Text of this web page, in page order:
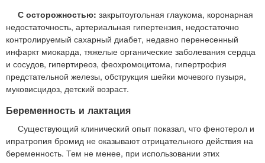
С осторожностью: закрытоугольная глаукома, коронарная
недостаточность, артериальная гипертензия, недостаточно
контролируемый сахарный диабет, недавно перенесенный
инфаркт миокарда, тяжелые органические заболевания сердца
и сосудов, гипертиреоз, феохромоцитома, гипертрофия
предстательной железы, обструкция шейки мочевого пузыря,
муковисцидоз, детский возраст.
Беременность и лактация
Существующий клинический опыт показал, что фенотерол и
ипратропия бромид не оказывают отрицательного действия на
беременность. Тем не менее, при использовании этих